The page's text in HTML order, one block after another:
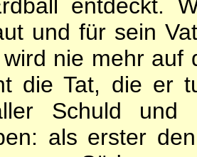
ent­deckt.
und für sein
nie mehr auf
die Tat, die er
Schuld und
als erster